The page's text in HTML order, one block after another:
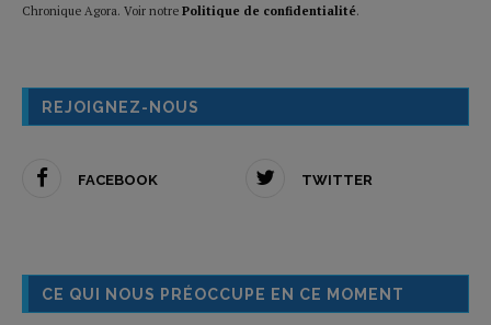
Chronique Agora. Voir notre Politique de confidentialité.
REJOIGNEZ-NOUS
FACEBOOK TWITTER
CE QUI NOUS PRÉOCCUPE EN CE MOMENT